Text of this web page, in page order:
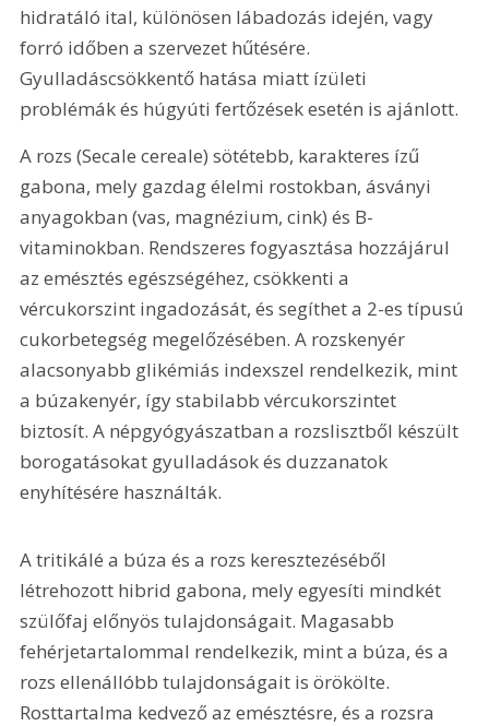
hidratáló ital, különösen lábadozás idején, vagy
forró időben a szervezet hűtésére.
Gyulladáscsökkentő hatása miatt ízületi
problémák és húgyúti fertőzések esetén is ajánlott.
A rozs (Secale cereale) sötétebb, karakteres ízű
gabona, mely gazdag élelmi rostokban, ásványi
anyagokban (vas, magnézium, cink) és B-
vitaminokban. Rendszeres fogyasztása hozzájárul
az emésztés egészségéhez, csökkenti a
vércukorszint ingadozását, és segíthet a 2-es típusú
cukorbetegség megelőzésében. A rozskenyér
alacsonyabb glikémiás indexszel rendelkezik, mint
a búzakenyér, így stabilabb vércukorszintet
biztosít. A népgyógyászatban a rozslisztből készült
borogatásokat gyulladások és duzzanatok
enyhítésére használták.
A tritikálé a búza és a rozs keresztezéséből
létrehozott hibrid gabona, mely egyesíti mindkét
szülőfaj előnyös tulajdonságait. Magasabb
fehérjetartalommal rendelkezik, mint a búza, és a
rozs ellenállóbb tulajdonságait is örökölte.
Rosttartalma kedvező az emésztésre, és a rozsra